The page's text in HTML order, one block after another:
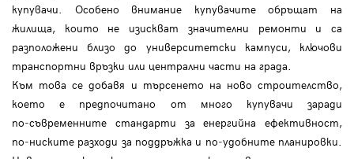
купувачи. Особено внимание купувачите обръщат на
жилища, които не изискват значителни ремонти и са
разположени близо до университетски кампуси, ключови
транспортни връзки или централни части на града.
Към това се добавя и търсенето на ново строителство,
което е предпочитано от много купувачи заради
по‑съвременните стандарти за енергийна ефективност,
по‑ниските разходи за поддръжка и по‑удобните планировки.